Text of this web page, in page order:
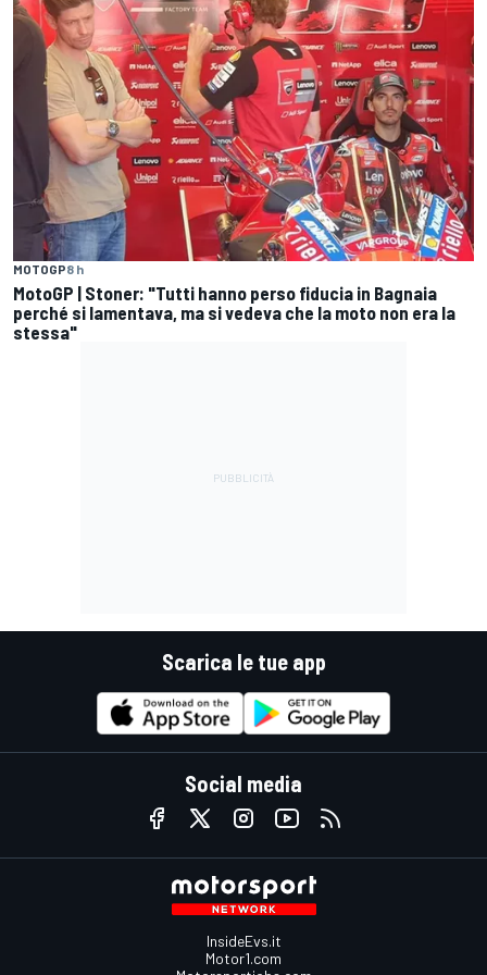
MOTOGP8 h
MotoGP | Stoner: "Tutti hanno perso fiducia in Bagnaia
perché si lamentava, ma si vedeva che la moto non era la
stessa"
Scarica le tue app
Social media
InsideEvs.it
Motor1.com